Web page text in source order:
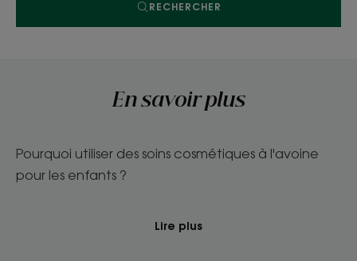
RECHERCHER
En savoir plus
Pourquoi utiliser des soins cosmétiques à l'avoine
pour les enfants ?
Lire plus